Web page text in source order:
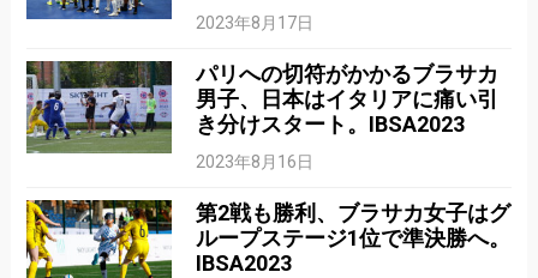
2023年8月17日
パリへの切符がかかるブラサカ
男子、日本はイタリアに痛い引
き分けスタート。IBSA2023
2023年8月16日
第2戦も勝利、ブラサカ女子はグ
ループステージ1位で準決勝へ。
IBSA2023